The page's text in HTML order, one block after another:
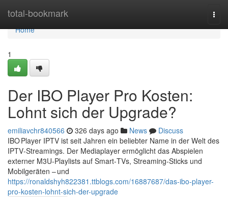
total-bookmark
Home
Home
1
Der IBO Player Pro Kosten:
Lohnt sich der Upgrade?
emiliavchr840566 326 days ago News
Discuss
IBO Player IPTV ist seit Jahren ein beliebter Name in der Welt des
IPTV‑Streamings. Der Mediaplayer ermöglicht das Abspielen
externer M3U‑Playlists auf Smart‑TVs, Streaming‑Sticks und
Mobilgeräten – und
https://ronaldshyh822381.ttblogs.com/16887687/das-ibo-player-
pro-kosten-lohnt-sich-der-upgrade